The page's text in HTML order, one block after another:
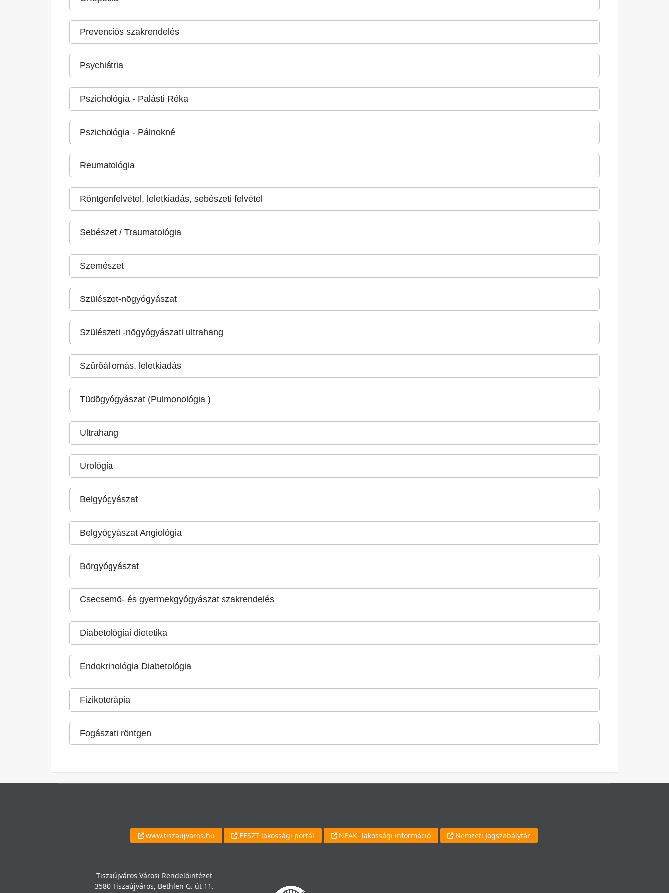
Prevenciós szakrendelés
Psychiátria
Pszichológia - Palásti Réka
Pszichológia - Pálnokné
Reumatológia
Röntgenfelvétel, leletkiadás, sebészeti felvétel
Sebészet / Traumatológia
Szemészet
Szülészet-nõgyógyászat
Szülészeti -nõgyógyászati ultrahang
Szûrõállomás, leletkiadás
Tüdõgyógyászat (Pulmonológia )
Ultrahang
Urológia
Belgyógyászat
Belgyógyászat Angiológia
Bõrgyógyászat
Csecsemõ- és gyermekgyógyászat szakrendelés
Diabetológiai dietetika
Endokrinológia Diabetológia
Fizikoterápia
Fogászati röntgen
www.tiszaujvaros.hu EESZT lakossági portál NEAK- lakossági információ Nemzeti Jogszabálytár
Tiszaújváros Városi Rendelőintézet
3580 Tiszaújváros, Bethlen G. út 11.